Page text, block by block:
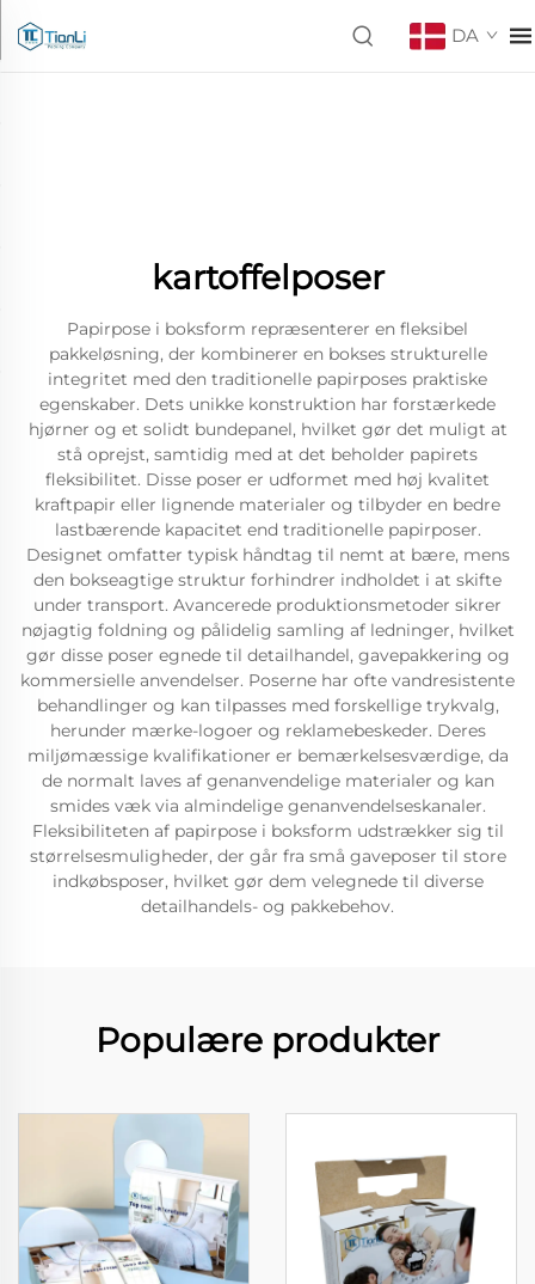
DA
kartoffelposer
Papirpose i boksform repræsenterer en fleksibel
pakkeløsning, der kombinerer en bokses strukturelle
integritet med den traditionelle papirposes praktiske
egenskaber. Dets unikke konstruktion har forstærkede
hjørner og et solidt bundepanel, hvilket gør det muligt at
stå oprejst, samtidig med at det beholder papirets
fleksibilitet. Disse poser er udformet med høj kvalitet
kraftpapir eller lignende materialer og tilbyder en bedre
lastbærende kapacitet end traditionelle papirposer.
Designet omfatter typisk håndtag til nemt at bære, mens
den bokseagtige struktur forhindrer indholdet i at skifte
under transport. Avancerede produktionsmetoder sikrer
nøjagtig foldning og pålidelig samling af ledninger, hvilket
gør disse poser egnede til detailhandel, gavepakkering og
kommersielle anvendelser. Poserne har ofte vandresistente
behandlinger og kan tilpasses med forskellige trykvalg,
herunder mærke-logoer og reklamebeskeder. Deres
miljømæssige kvalifikationer er bemærkelsesværdige, da
de normalt laves af genanvendelige materialer og kan
smides væk via almindelige genanvendelseskanaler.
Fleksibiliteten af papirpose i boksform udstrækker sig til
størrelsesmuligheder, der går fra små gaveposer til store
indkøbsposer, hvilket gør dem velegnede til diverse
detailhandels- og pakkebehov.
Populære produkter